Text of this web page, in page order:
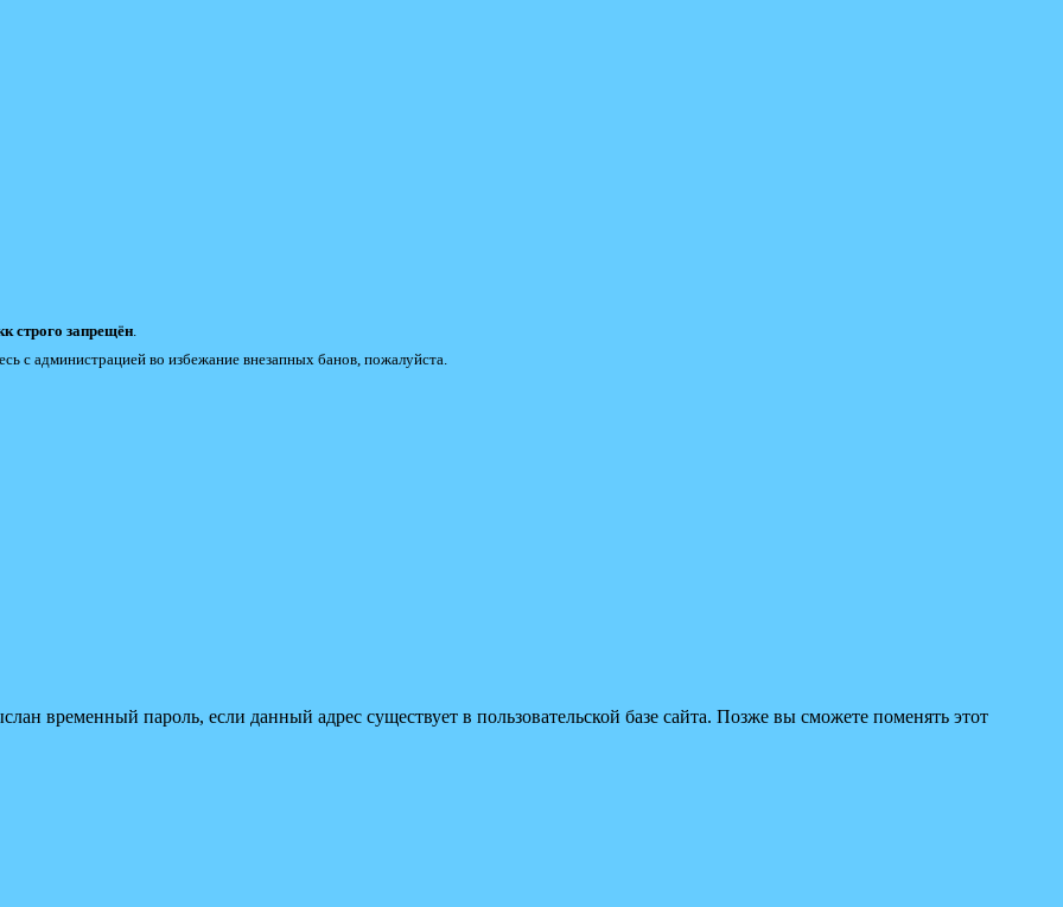
строго запрещён
с администрацией во избежание внезапных банов, пожалуйста.
временный пароль, если данный адрес существует в пользовательской базе сайта. Позже вы сможете поменять этот